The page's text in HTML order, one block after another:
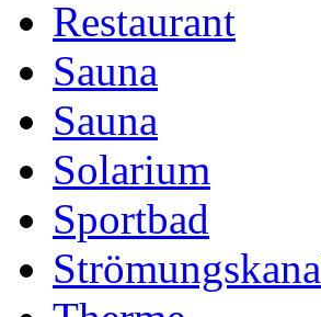
Restaurant
Sauna
Sauna
Solarium
Sportbad